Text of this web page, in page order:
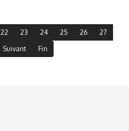
22 23 24 25 26
27
Suivant Fin